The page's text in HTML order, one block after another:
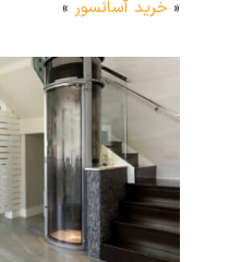
« خرید آسانسور »